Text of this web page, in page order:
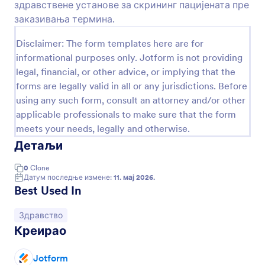
здравствене установе за скрининг пацијената пре
заказивања термина.
Disclaimer: The form templates here are for
informational purposes only. Jotform is not providing
legal, financial, or other advice, or implying that the
forms are legally valid in all or any jurisdictions. Before
using any such form, consult an attorney and/or other
applicable professionals to make sure that the form
meets your needs, legally and otherwise.
Детаљи
0 Clone
Датум последње измене: 11. мај 2026.
Best Used In
Иди на категорију:
Здравство
Креирао
Jotform
својих пацијената, кратку здравствену историју
и сагласност за имунизацију, тако да својим
пацијентима можеш безбедно давати вакцине
против грипа, вакцине против морбила или
друге вакцинације. Без обзира да ли радиш у
школи, на факултету или у приватној лекарској
ординацији, прилагођавање нашег Образац
Сагласности за Вакцинацију према потребама
твоје установе је брзо и лако. Додај свој лого,
ажурирај фонтове и боје или одабери стручно
направљен дизајн из JotForm-ове Радње Тема.
На крају обрасца додај поље е-потписа да би
пристанак пацијента за вакцину био
сребрни или златни план како би чувао
здравствене информације својих пацијената у
складу са HIPAA стандардом! Помоћу нашег
можеш да организујеш евиденцију, заштитиш
пацијенте и уведеш своју медицинску праксу у
Преглед